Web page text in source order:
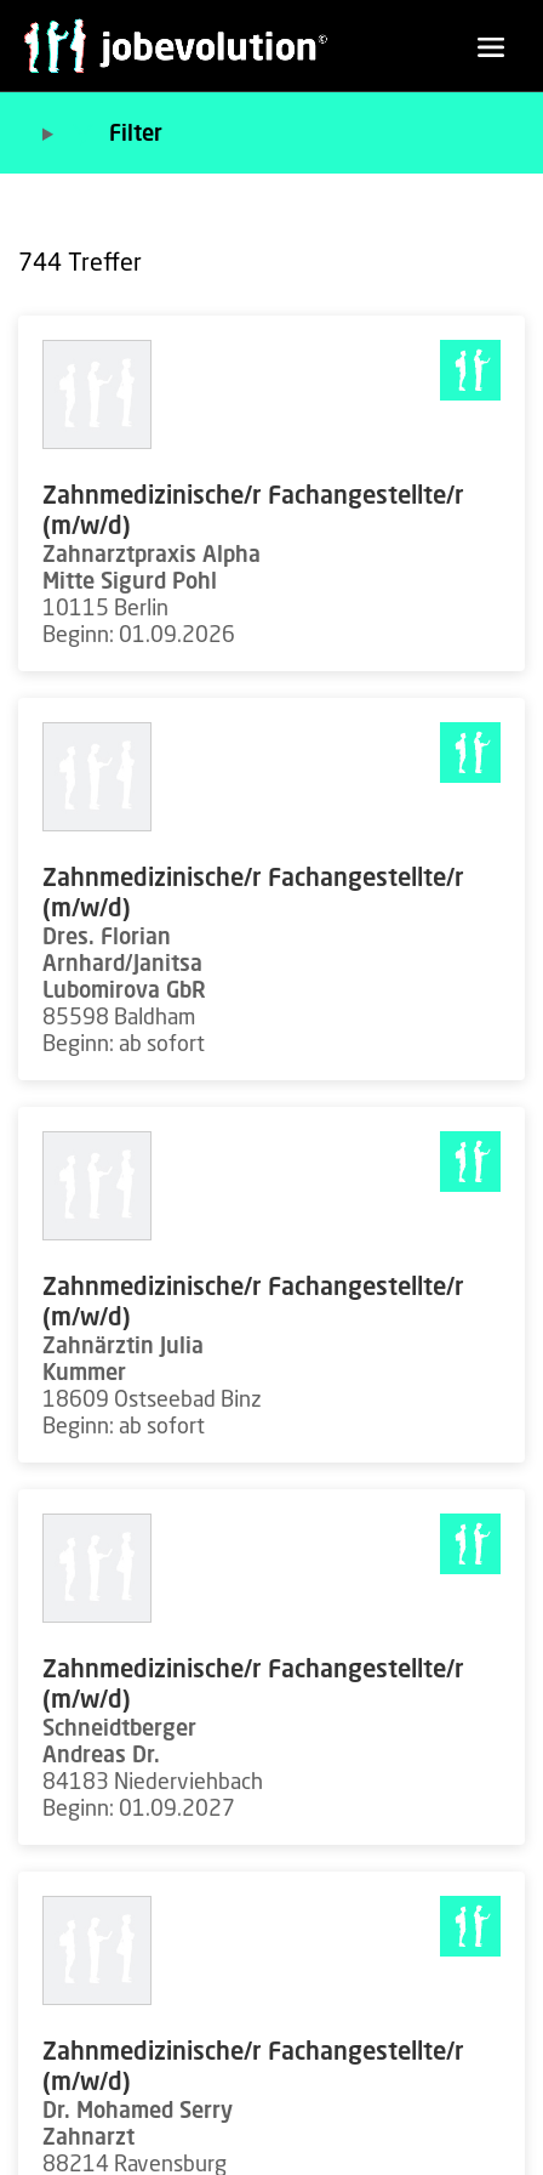
Filter
744 Treffer
Zahnmedizinische/r Fachangestellte/r
(m/w/d)
Zahnarztpraxis Alpha
Mitte Sigurd Pohl
10115 Berlin
Beginn: 01.09.2026
Zahnmedizinische/r Fachangestellte/r
(m/w/d)
Dres. Florian
Arnhard/Janitsa
Lubomirova GbR
85598 Baldham
Beginn: ab sofort
Zahnmedizinische/r Fachangestellte/r
(m/w/d)
Zahnärztin Julia
Kummer
18609 Ostseebad Binz
Beginn: ab sofort
Zahnmedizinische/r Fachangestellte/r
(m/w/d)
Schneidtberger
Andreas Dr.
84183 Niederviehbach
Beginn: 01.09.2027
Zahnmedizinische/r Fachangestellte/r
(m/w/d)
Dr. Mohamed Serry
Zahnarzt
88214 Ravensburg